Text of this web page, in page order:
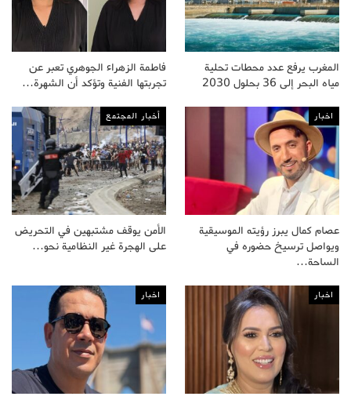
المغرب يرفع عدد محطات تحلية
مياه البحر إلى 36 بحلول 2030
فاطمة الزهراء الجوهري تعبر عن
تجربتها الفنية وتؤكد أن الشهرة…
اخبار
عصام كمال يبرز رؤيته الموسيقية
ويواصل ترسيخ حضوره في
الساحة…
أخبار المجتمع
الأمن يوقف مشتبهين في التحريض
على الهجرة غير النظامية نحو…
اخبار اخبار